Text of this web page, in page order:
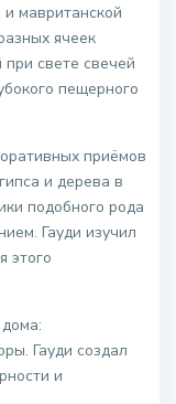
мавританской
ячеек
свете свечей
пещерного
приёмов
и дерева в
подобного рода
Гауди изучил
этого
Гауди создал
и